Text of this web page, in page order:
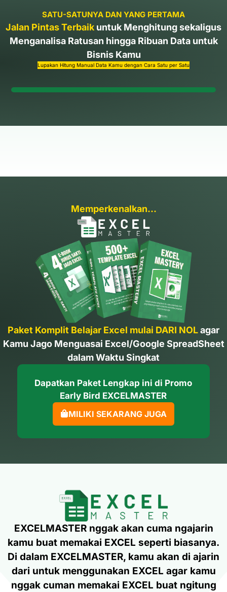
SATU-SATUNYA DAN YANG PERTAMA
Jalan Pintas Terbaik untuk Menghitung sekaligus
Menganalisa Ratusan hingga Ribuan Data untuk
Bisnis Kamu
Lupakan Hitung Manual Data Kamu dengan Cara Satu per Satu
Memperkenalkan...
Paket Komplit Belajar Excel mulai DARI NOLagar
Kamu Jago Menguasai Excel/Google SpreadSheet
dalam Waktu Singkat
Dapatkan Paket Lengkap ini di Promo
Early Bird EXCELMASTER
MILIKI SEKARANG JUGA
EXCELMASTER nggak akan cuma ngajarin
kamu buat memakai EXCEL seperti biasanya.
Di dalam EXCELMASTER, kamu akan di ajarin
dari untuk menggunakan EXCEL agar kamu
nggak cuman memakai EXCEL buat ngitung